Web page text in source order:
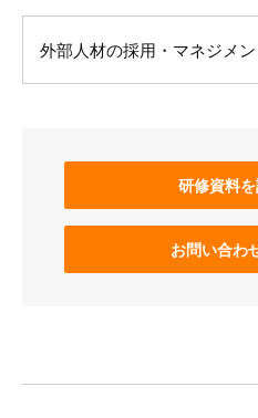
外部人材の採用・マネジメ
研修資料
お問い合わ